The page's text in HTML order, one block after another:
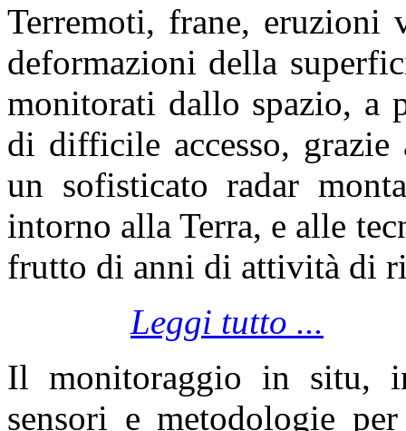
Terremoti, frane, eruzioni
deformazioni della
monitorati dallo spazio, a
di difficile accesso,
un sofisticato radar
intorno alla Terra, e alle
frutto di anni di attività di
Leggi tutto ...
Il monitoraggio in situ,
sensori e metodologie